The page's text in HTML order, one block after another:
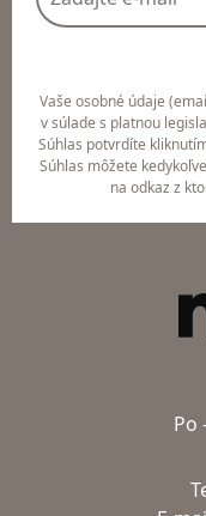
Vaše osobné údaje
v súlade s platnou
Súhlas potvrdíte
Súhlas môžete
na odkaz z
Po